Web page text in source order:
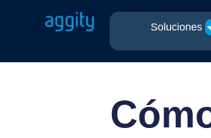
Soluciones